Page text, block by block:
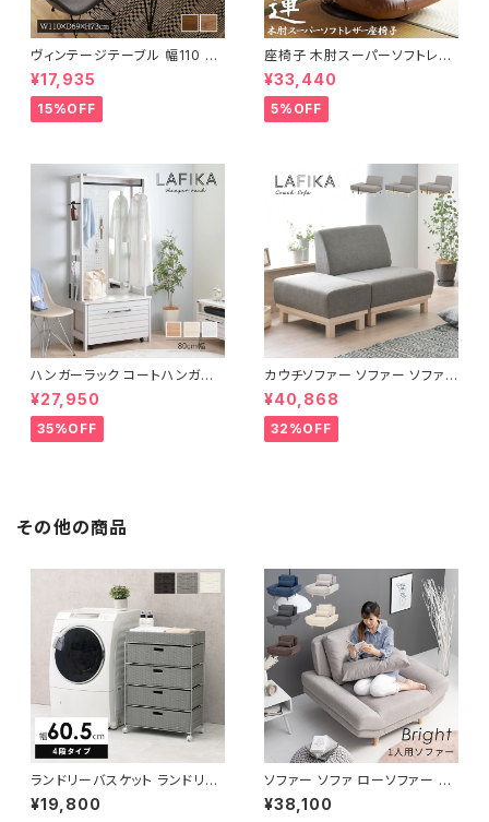
ヴィンテージテーブル 幅110 ダ
イニングテーブル リビングテー
ブル サイドテーブル 新生活 模
様替え
¥17,935
15%OFF
座椅子 木肘スーパーソフトレザ
ー座椅子 リクライニング回転座
椅子 座椅子 父の日 敬老の日
プレゼント 完成品
¥33,440
5%OFF
ハンガーラック コートハンガー
ワードローブ フリーラック クロ
ーゼット 幅80 新生活 一人暮ら
し
¥27,950
35%OFF
カウチソファー ソファー ソファ
オットマン 1.5人掛 け新生活 一
人暮らし 完成品
¥40,868
32%OFF
その他の商品
ランドリーバスケット ランドリー
ワゴン 洗濯カゴ キャスター付 ラ
ンドリー収納 新生活 一人暮らし
¥19,800
ソファー ソファ ローソファー 一
人掛けソファ 一人暮らし 新生活
幅108 奥行96
¥38,100